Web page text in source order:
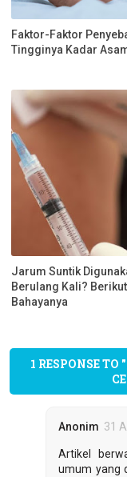
Faktor-Faktor
Tingginya Kadar
Jarum Suntik
Berulang Kali? Berikut
Bahayanya
1 RESPONSE
Anonim 31
Artikel
umum yang